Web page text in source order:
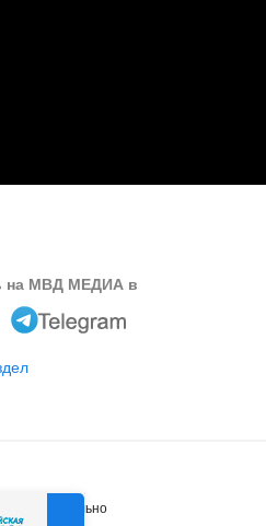
на МВД МЕДИА в
Официально